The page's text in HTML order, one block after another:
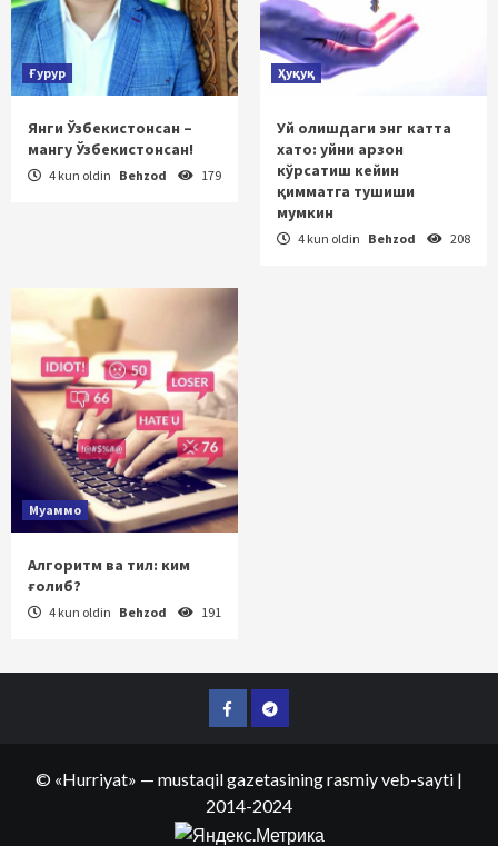
Ғурур
Янги Ўзбекистонсан –
мангу Ўзбекистонсан!
4 kun oldin Behzod 179
Ҳуқуқ
Уй олишдаги энг катта
хато: уйни арзон
кўрсатиш кейин
қимматга тушиши
мумкин
4 kun oldin Behzod 208
Муаммо
Алгоритм ва тил: ким
ғолиб?
4 kun oldin Behzod 191
FacebookTelegram
© «Hurriyat» — mustaqil gazetasining rasmiy veb-sayti |
2014-2024